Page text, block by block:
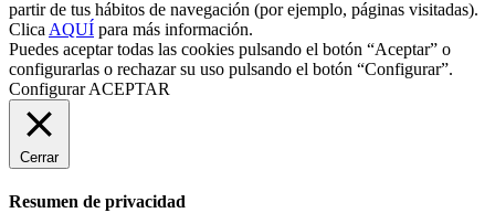
partir de tus hábitos de navegación (por ejemplo, páginas visitadas).
Clica AQUÍ para más información.
Puedes aceptar todas las cookies pulsando el botón “Aceptar” o
configurarlas o rechazar su uso pulsando el botón “Configurar”.
Configurar ACEPTAR
Cerrar
Resumen de privacidad